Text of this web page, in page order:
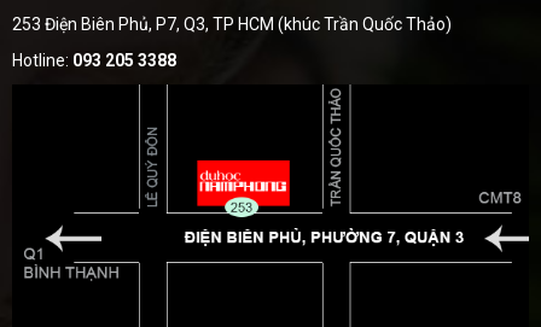
253 Điện Biên Phủ, P7, Q3, TP HCM (khúc Trần Quốc Thảo)
Hotline: 093 205 3388